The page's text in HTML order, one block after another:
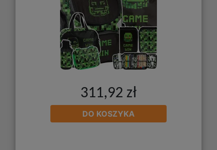
311,92 zł
DO KOSZYKA